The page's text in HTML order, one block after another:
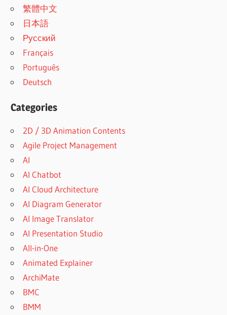
繁體中文
日本語
Русский
Français
Português
Deutsch
Categories
2D / 3D Animation Contents
Agile Project Management
AI
AI Chatbot
AI Cloud Architecture
AI Diagram Generator
AI Image Translator
AI Presentation Studio
All-in-One
Animated Explainer
ArchiMate
BMC
BMM